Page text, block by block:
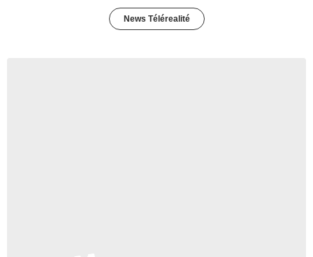
News Télérealité